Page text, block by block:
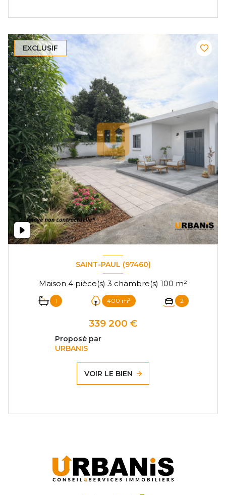
EXCLUSIF
SAINT-PAUL (97460)
Maison 4 pièce(s) 3 chambre(s) 100 m²
1 400 m² 2
339 200 €
Proposé par
URBANIS
VOIR LE BIEN